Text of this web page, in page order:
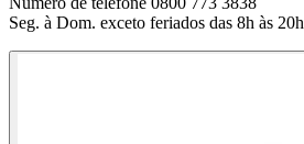
Seg. à Dom. exceto feriados das 8h às 20h